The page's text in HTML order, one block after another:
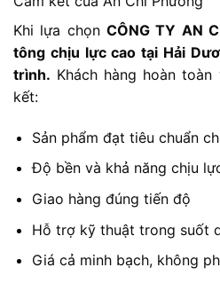
Khi lựa chọn CÔNG TY AN
tông chịu lực cao tại Hải
trình. Khách hàng hoàn
kết:
Sản phẩm đạt tiêu chuẩn
Độ bền và khả năng chịu
Giao hàng đúng tiến độ
Hỗ trợ kỹ thuật trong suốt
Giá cả minh bạch, không